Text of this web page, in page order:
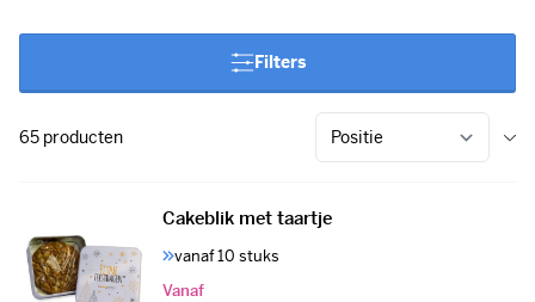
banket of zelfs fortune cookies. Alles is te personaliseren met
een eigen bedrukking. Wie geef jij een origineel relatiegeschenk
voor kerst?
Filters
65 producten
Cakeblik met taartje
vanaf 10 stuks
Vanaf